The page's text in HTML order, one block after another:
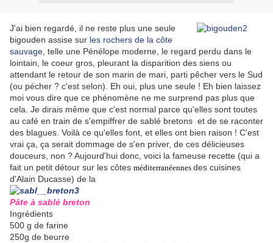
J'ai bien regardé, il ne reste plus une seule
bigouden assise sur les rochers de la côte
sauvage , telle une Pénélope moderne, le regard perdu dans le
lointain, le coeur gros, pleurant la disparition des siens ou
attendant le retour de son marin de mari, parti pêcher vers le Sud
(ou pécher ? c'est selon). Eh oui, plus une seule ! Eh bien laissez
moi vous dire que ce phénomène ne me surprend pas plus que
cela. Je dirais même que c'est normal parce qu'elles sont toutes
au café en train de s'empiffrer de sablé bretons et de se raconter
des blagues. Voilà ce qu'elles font, et elles ont bien raison ! C'est
vrai ça, ça serait dommage de s'en priver, de ces délicieuses
douceurs, non ? Aujourd'hui donc, voici la fameuse recette (qui a
fait un petit détour sur les côtes méditerranéennes des cuisines
d'Alain Ducasse) de la
Pâte à sablé breton
Ingrédients
500 g de farine
250g de beurre